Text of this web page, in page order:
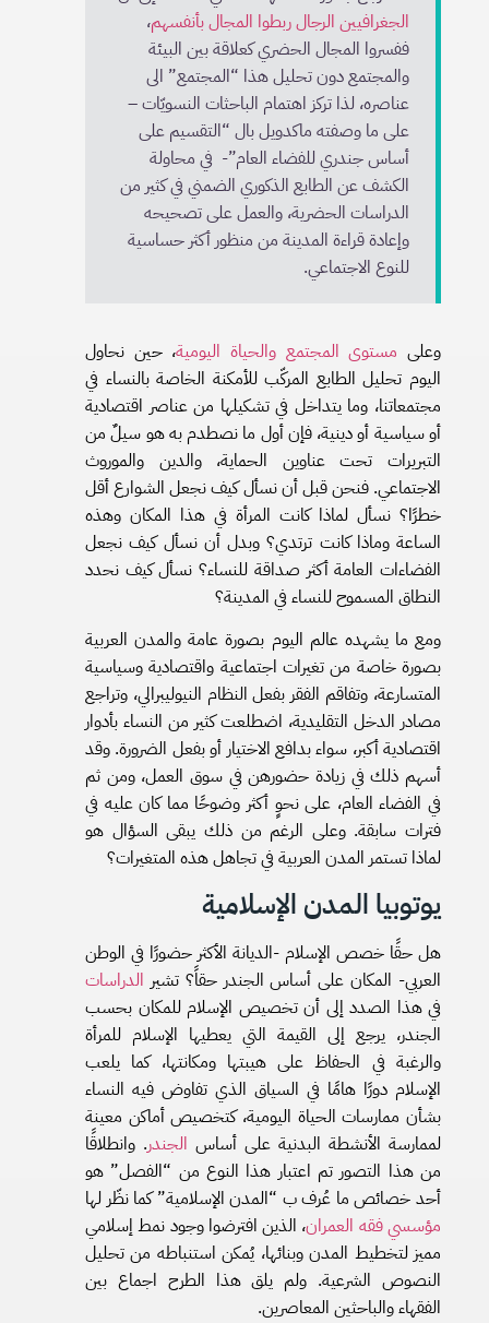
الجغرافيين الرجالربطوا المجالبأنفسهم،
ففسروا المجال الحضري كعلاقة بين البيئة
والمجتمع دون تحليل هذا “المجتمع” الى
عناصره، لذا تركز اهتمام الباحثات النسويّات –
على ما وصفته ماكدويل بال “التقسيم على
أساس جندري للفضاء العام”- في محاولة
الكشف عن الطابع الذكوري الضمني في كثير من
الدراسات الحضرية، والعمل على تصحيحه
وإعادة قراءة المدينة من منظور أكثر حساسية
للنوع الاجتماعي.
وعلى مستوى المجتمع والحياة اليومية، حين نحاول
اليوم تحليل الطابع المركّب للأمكنة الخاصة بالنساء في
مجتمعاتنا، وما يتداخل في تشكيلها من عناصر اقتصادية
أو سياسية أو دينية، فإن أول ما نصطدم به هو سيلٌ من
التبريرات تحت عناوين الحماية، والدين والموروث
الاجتماعي. فنحن قبل أن نسأل كيف نجعل الشوارع أقل
خطرًا؟ نسأل لماذا كانت المرأة في هذا المكان وهذه
الساعة وماذا كانت ترتدي؟ وبدل أن نسأل كيف نجعل
الفضاءات العامة أكثر صداقة للنساء؟ نسأل كيف نحدد
النطاق المسموح للنساء في المدينة؟
ومع ما يشهده عالم اليوم بصورة عامة والمدن العربية
بصورة خاصة من تغيرات اجتماعية واقتصادية وسياسية
المتسارعة، وتفاقم الفقر بفعل النظام النيوليبرالي، وتراجع
مصادر الدخل التقليدية، اضطلعت كثير من النساء بأدوار
اقتصادية أكبر، سواء بدافع الاختيار أو بفعل الضرورة. وقد
أسهم ذلك في زيادة حضورهن في سوق العمل، ومن ثم
في الفضاء العام، على نحوٍ أكثر وضوحًا مما كان عليه في
فترات سابقة. وعلى الرغم من ذلك يبقى السؤال هو
لماذا تستمر المدن العربية في تجاهل هذه المتغيرات؟
يوتوبيا المدن الإسلامية
هل حقًا خصص الإسلام -الديانة الأكثر حضورًا في الوطن
العربي- المكان على أساس الجندر حقاً؟ تشير الدراسات
في هذا الصدد إلى أن تخصيص الإسلام للمكان بحسب
الجندر، يرجع إلى القيمة التي يعطيها الإسلام للمرأة
والرغبة في الحفاظ على هيبتها ومكانتها، كما يلعب
الإسلام دورًا هامًا في السياق الذي تفاوض فيه النساء
بشأن ممارسات الحياة اليومية، كتخصيص أماكن معينة
لممارسة الأنشطة البدنية على أساس الجندر. وانطلاقًا
من هذا التصور تم اعتبار هذا النوع من “الفصل” هو
أحد خصائص ما عُرف ب “المدن الإسلامية” كما نظّر لها
مؤسسيفقه العمران، الذين افترضوا وجود نمط إسلامي
مميز لتخطيط المدن وبنائها، يُمكن استنباطه من تحليل
النصوص الشرعية. ولم يلق هذا الطرح اجماع بين
الفقهاء والباحثين المعاصرين.